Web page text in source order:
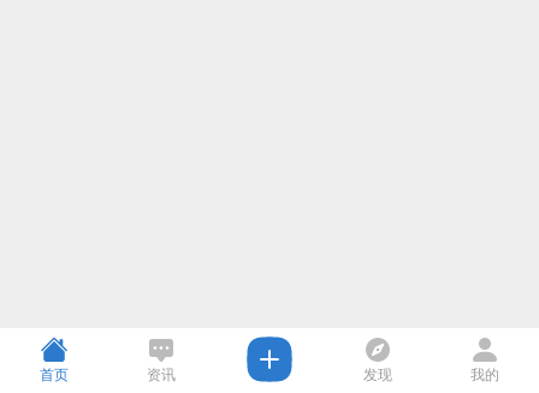
首页 资讯 发现 我的